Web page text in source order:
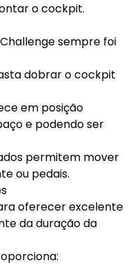
o cockpit.
sempre foi
dobrar o cockpit
em posição
e podendo ser
permitem mover
ou pedais.
oferecer excelente
da duração da